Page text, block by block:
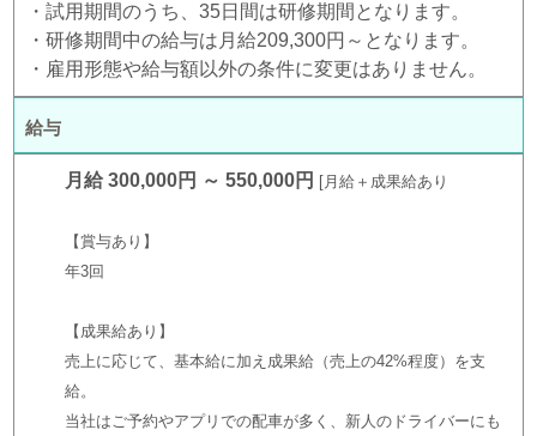
・試用期間のうち、35日間は研修期間となります。
・研修期間中の給与は月給209,300円～となります。
・雇用形態や給与額以外の条件に変更はありません。
給与
月給 300,000円 ～ 550,000円 月給＋成果給あり
【賞与あり】
年3回
【成果給あり】
売上に応じて、基本給に加え成果給（売上の42%程度）を支
給。
当社はご予約やアプリでの配車が多く、新人のドライバーにも